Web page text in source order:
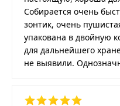
Собирается очень
зонтик, очень
упакована в двойную
для дальнейшего
не выявили.